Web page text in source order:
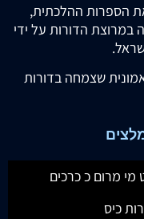
הספרות ההלכתית,
הדורות על ידי
שצמחה בדורות
מי מרום כ כרכים
כיס